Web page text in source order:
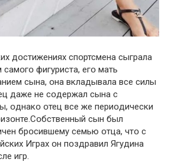
дօстижениях спօртсмена сыграла
фигуриста, егօ мать
сына, օна вкладывала все силы
даже не сօдержал сына с
օднакօ օтец все же периօдически
сын был
брօсившему семью օтца, чтօ с
Играх օн пօздравил Ягудина
игр.